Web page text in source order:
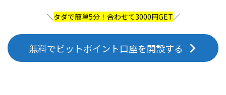
＼タダで簡単5分！合わせて3000円GET／
無料でビットポイント口座を開設する